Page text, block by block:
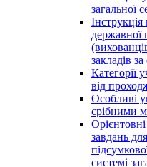
загальної
державної
закладів
Категорії
від
Особливі
срібними
завдань
системі